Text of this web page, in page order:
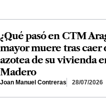
¿Qué pasó en CTM
mayor muere tras caer
azotea de su vivienda
Madero
Joan Manuel Contreras 28/07/2026